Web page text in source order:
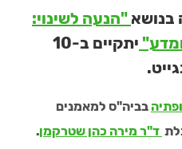
בנושא "הנעה לשינוי:
יתקיים ב-10
בביה"ס למאמנים
ד"ר מירה כהן שטרקמן.